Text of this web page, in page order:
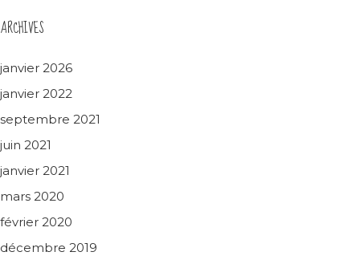
ARCHIVES
janvier 2026
janvier 2022
septembre 2021
juin 2021
janvier 2021
mars 2020
février 2020
décembre 2019